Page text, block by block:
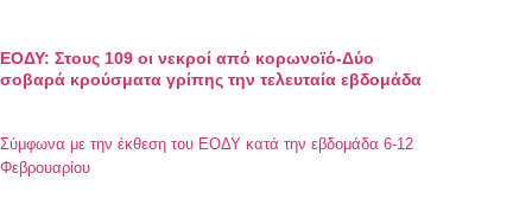
ΕΟΔΥ: Στους 109 οι νεκροί από κορωνοϊό-Δύο
σοβαρά κρούσματα γρίπης την τελευταία εβδομάδα
Σύμφωνα με την έκθεση του ΕΟΔΥ κατά την εβδομάδα 6-12
Φεβρουαρίου